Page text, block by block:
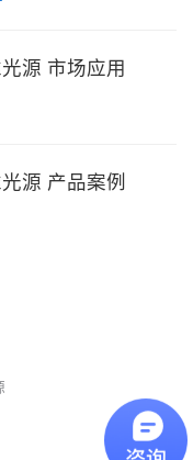
源 市场应用
源 产品案例